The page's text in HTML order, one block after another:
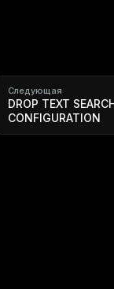
Следующая
DROP TEXT
CONFIGURATION